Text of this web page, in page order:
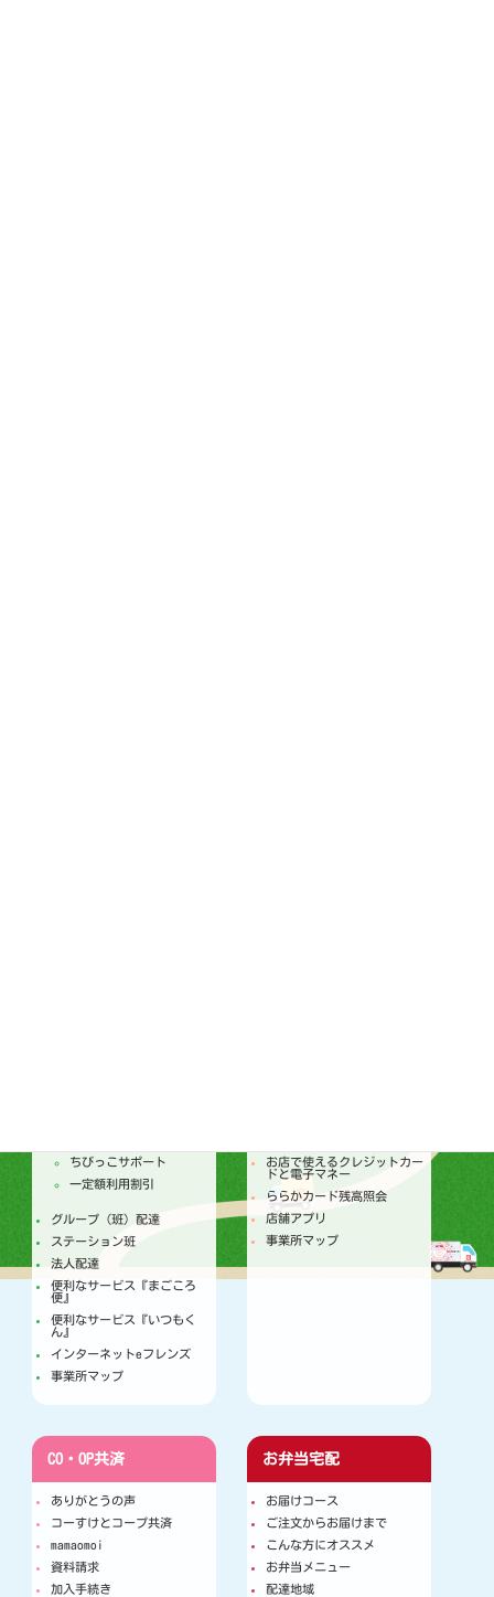
ちびっこサポート
一定額利用割引
グループ（班）配達
ステーション班
法人配達
便利なサービス『まごころ
便』
便利なサービス『いつもく
ん』
インターネットeフレンズ
事業所マップ
お店で使えるクレジットカー
ドと電子マネー
ららかカード残高照会
店舗アプリ
事業所マップ
CO・OP共済
ありがとうの声
コーすけとコープ共済
mamaomoi
資料請求
加入手続き
お弁当宅配
お届けコース
ご注文からお届けまで
こんな方にオススメ
お弁当メニュー
配達地域